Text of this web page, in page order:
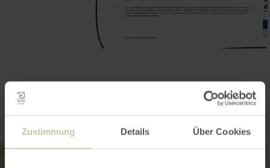
Zustimmung Details Über Cookies
Kontakt